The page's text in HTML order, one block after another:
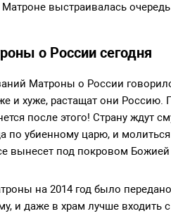
выстраивалась
о России сегодня
Матроны о России
и хуже, растащат они
после этого! Страну ждут
по убиенному царю, и
вынесет под покровом
на 2014 год было
и даже в храм лучше